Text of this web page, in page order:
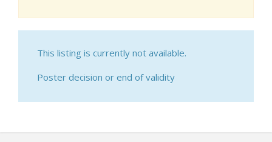
This listing is currently not available.
Poster decision or end of validity